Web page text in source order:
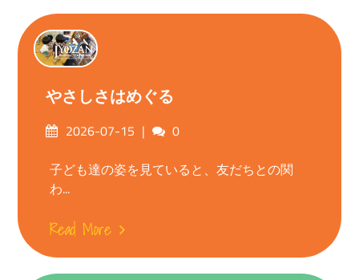
やさしさはめぐる
Posted2026-07-15 Comments
0
子ども達の姿を見ていると、友だちとの関
わ...
Read More